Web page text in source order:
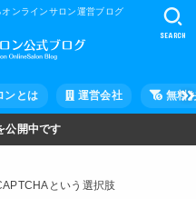
ンラインサロン運営ブログ
ンとは 運営会社 無料
SEARCH
公開中です
という選択肢